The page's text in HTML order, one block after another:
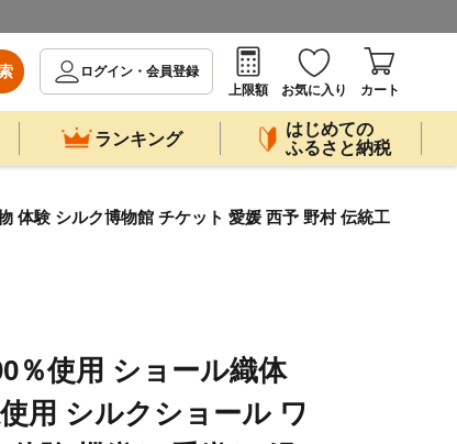
ログイン・会員登録
上限額
お気に入り カート
ランキング
はじめての
ふるさと納税
体験 シルク博物館 チケット 愛媛 西予 野村 伝統工
％使用 ショール織体
用 シルクショール ワ